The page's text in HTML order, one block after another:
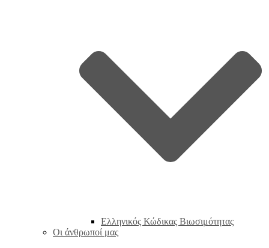
Ελληνικός Κώδικας Βιωσιμότητας
Οι άνθρωποί μας